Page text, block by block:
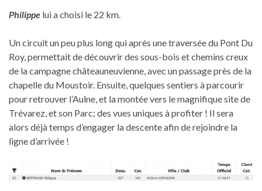
Philippe lui a choisi le 22 km.
Un circuit un peu plus long qui après une traversée du Pont Du
Roy, permettait de découvrir des sous-bois et chemins creux
de la campagne châteauneuvienne, avec un passage près de la
chapelle du Moustoir. Ensuite, quelques sentiers à parcourir
pour retrouver l’Aulne, et la montée vers le magnifique site de
Trévarez, et son Parc; des vues uniques à profiter ! Il sera
alors déjà temps d’engager la descente afin de rejoindre la
ligne d’arrivée !